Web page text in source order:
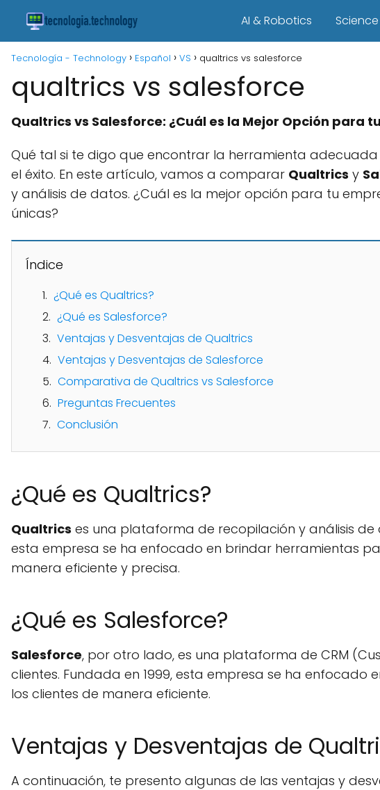
AI & Robotics Science
Tecnología - Technology Español VS qualtrics vs salesforce
qualtrics vs salesforce
Qualtrics vs Salesforce: ¿Cuál es la Mejor Opción para
Qué tal si te digo que encontrar la herramienta
el éxito. En este artículo, vamos a comparar Qualtrics y
y análisis de datos. ¿Cuál es la mejor opción para tu
únicas?
Índice
¿Qué es Qualtrics?
¿Qué es Salesforce?
Ventajas y Desventajas de Qualtrics
Ventajas y Desventajas de Salesforce
Comparativa de Qualtrics vs Salesforce
Preguntas Frecuentes
Conclusión
¿Qué es Qualtrics?
Qualtrics es una plataforma de recopilación y análisis de
esta empresa se ha enfocado en brindar herramientas
manera eficiente y precisa.
¿Qué es Salesforce?
Salesforce, por otro lado, es una plataforma de CRM
clientes. Fundada en 1999, esta empresa se ha
los clientes de manera eficiente.
Ventajas y Desventajas de
A continuación, te presento algunas de las ventajas y